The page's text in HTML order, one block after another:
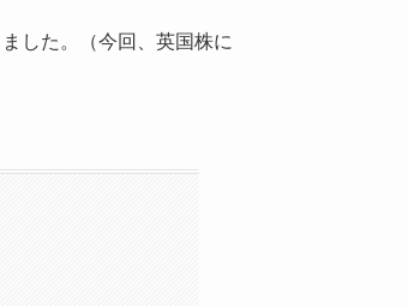
した。（今回、英国株に